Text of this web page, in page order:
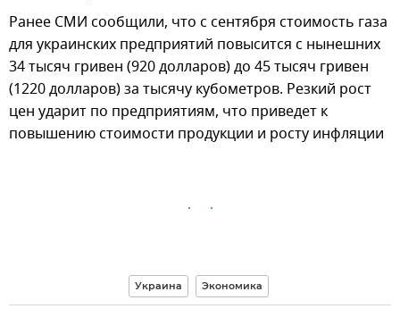
Ранее СМИ сообщили, что с сентября стоимость газа
для украинских предприятий повысится с нынешних
34 тысяч гривен (920 долларов) до 45 тысяч гривен
(1220 долларов) за тысячу кубометров. Резкий рост
цен ударит по предприятиям, что приведет к
повышению стоимости продукции и росту инфляции
Украина Экономика